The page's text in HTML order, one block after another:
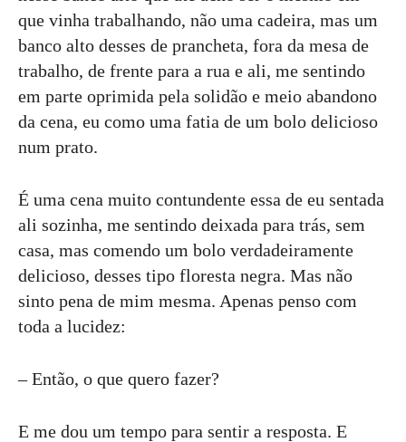
que vinha trabalhando, não uma cadeira, mas um
banco alto desses de prancheta, fora da mesa de
trabalho, de frente para a rua e ali, me sentindo
em parte oprimida pela solidão e meio abandono
da cena, eu como uma fatia de um bolo delicioso
num prato.
É uma cena muito contundente essa de eu sentada
ali sozinha, me sentindo deixada para trás, sem
casa, mas comendo um bolo verdadeiramente
delicioso, desses tipo floresta negra. Mas não
sinto pena de mim mesma. Apenas penso com
toda a lucidez:
– Então, o que quero fazer?
E me dou um tempo para sentir a resposta. E